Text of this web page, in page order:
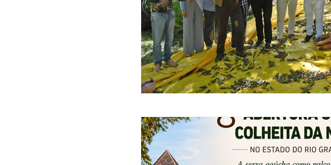
Revista Brasil Pecan